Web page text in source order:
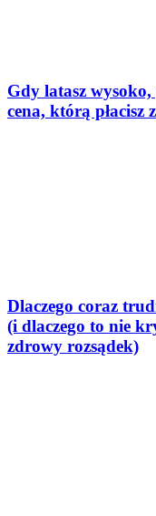
Gdy latasz
cena, którą płacisz
Dlaczego coraz
(i dlaczego to nie
zdrowy rozsądek)